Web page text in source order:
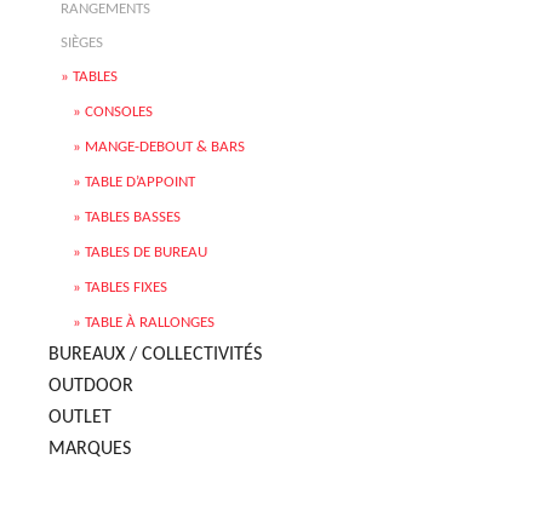
RANGEMENTS
SIÈGES
TABLES
CONSOLES
MANGE-DEBOUT & BARS
TABLE D’APPOINT
TABLES BASSES
TABLES DE BUREAU
TABLES FIXES
TABLE À RALLONGES
BUREAUX / COLLECTIVITÉS
OUTDOOR
OUTLET
MARQUES